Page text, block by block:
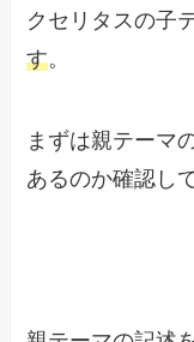
クセリタスの子
す。
まずは親テーマ
あるのか確認し